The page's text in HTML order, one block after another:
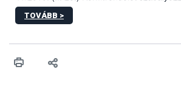
sérülés, illetve ennek veszélye
hatósági feladatokat, valamint a veszélyes
vonni az ebek viselkedésének
TOVÁBB >